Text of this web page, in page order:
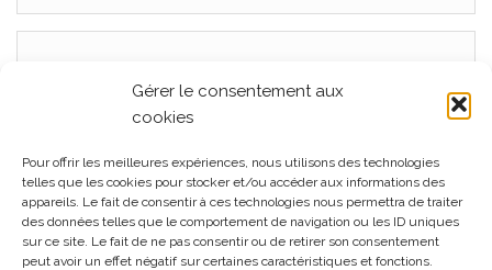
Gérer le consentement aux
cookies
Pour offrir les meilleures expériences, nous utilisons des technologies
telles que les cookies pour stocker et/ou accéder aux informations des
appareils. Le fait de consentir à ces technologies nous permettra de traiter
des données telles que le comportement de navigation ou les ID uniques
sur ce site. Le fait de ne pas consentir ou de retirer son consentement
peut avoir un effet négatif sur certaines caractéristiques et fonctions.
Articles récents
Mariage La Cour du Domaine, Juin 2026
Mariage L’orangerie à Cleppé, Juin 2026
Mariage, La Ferme Seigne, Panissières Mai 2026